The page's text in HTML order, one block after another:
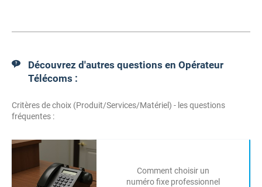
Découvrez d'autres questions en Opérateur
Télécoms :
Critères de choix (Produit/Services/Matériel) - les questions
fréquentes :
Comment choisir un
numéro fixe professionnel